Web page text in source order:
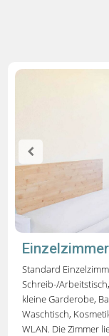
Standard
Schreib-/
kleine Garderobe,
Waschtisch,
WLAN. Die Zimmer